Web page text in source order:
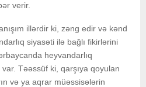
verir.
illərdir ki, zəng edir və kənd
siyasəti ilə bağlı fikirlərini
heyvandarlıq
Təəssüf ki, qarşıya qoyulan
və ya aqrar müəssisələrin